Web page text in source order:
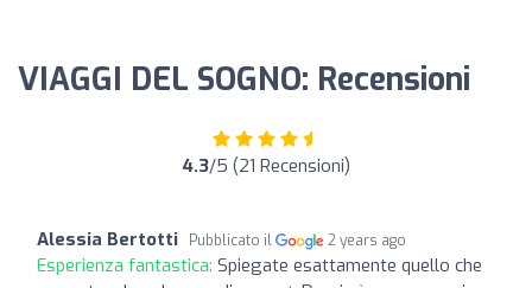
VIAGGI DEL SOGNO: Recensioni
4.3/5 (21 Recensioni)
Alessia Bertotti Pubblicato il 2 years ago
Esperienza fantastica: Spiegate esattamente quello che